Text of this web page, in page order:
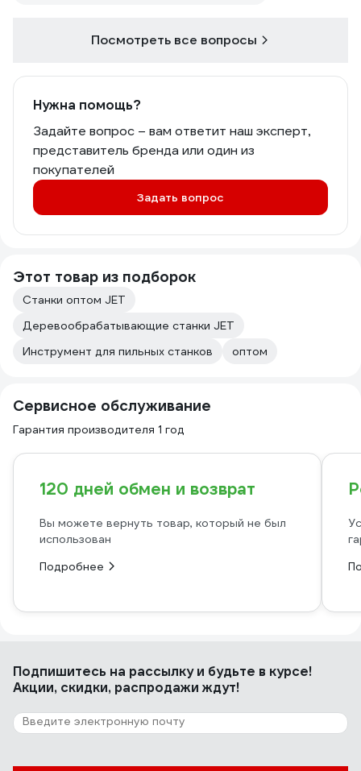
Посмотреть все вопросы
Нужна помощь?
Задайте вопрос – вам ответит наш эксперт,
представитель бренда или один из
покупателей
Задать вопрос
Этот товар из подборок
Станки оптом JET
Деревообрабатывающие станки JET
Инструмент для пильных станков
оптом
Сервисное обслуживание
Гарантия производителя 1 год
120 дней обмен и возврат
Вы можете вернуть товар, который не был
использован
Подробнее
Подпишитесь на рассылкуи будьте в курсе!
Акции, скидки, распродажи ждут!